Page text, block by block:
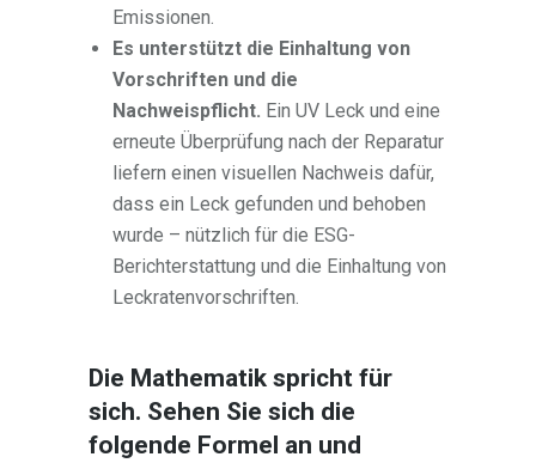
Emissionen.
Es unterstützt die Einhaltung von
Vorschriften und die
Nachweispflicht. Ein UV Leck und eine
erneute Überprüfung nach der Reparatur
liefern einen visuellen Nachweis dafür,
dass ein Leck gefunden und behoben
wurde – nützlich für die ESG-
Berichterstattung und die Einhaltung von
Leckratenvorschriften.
Die Mathematik spricht für
sich. Sehen Sie sich die
folgende Formel an und